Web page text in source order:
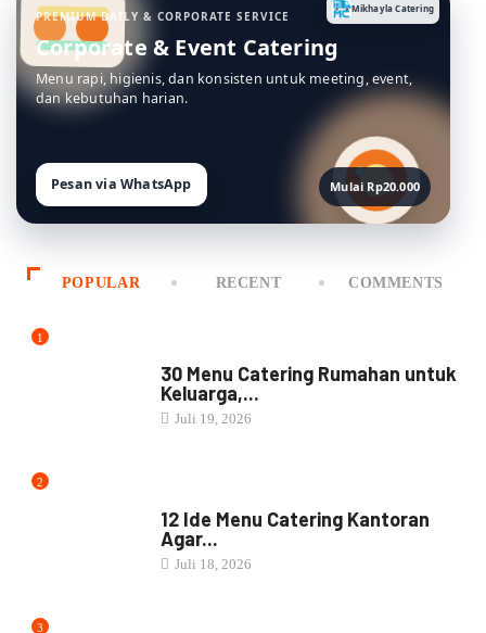
Mikhayla Catering
PREMIUM DAILY & CORPORATE SERVICE
Corporate & Event Catering
Menu rapi, higienis, dan konsisten untuk meeting, event,
dan kebutuhan harian.
Pesan via WhatsApp Mulai Rp20.000
POPULAR RECENT COMMENTS
1
30 Menu Catering Rumahan untuk
Keluarga,...
Juli 19, 2026
2
12 Ide Menu Catering Kantoran
Agar...
Juli 18, 2026
3